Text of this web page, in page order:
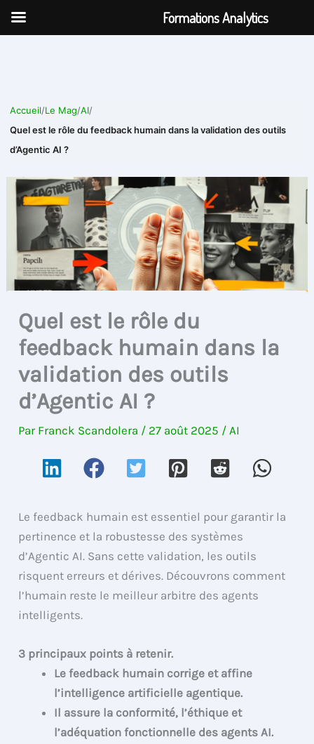
Aller
Accueil/Le Mag/AI/
Quel est le rôle du feedback humain dans la validation des outils
d’Agentic AI ?
Quel est le rôle du
feedback humain dans la
validation des outils
d’Agentic AI ?
Par Franck Scandolera / 27 août 2025 /AI
Le feedback humain est essentiel pour garantir la
pertinence et la robustesse des systèmes
d’Agentic AI. Sans cette validation, les outils
risquent erreurs et dérives. Découvrons comment
l’humain reste le meilleur arbitre des agents
intelligents.
3 principaux points à retenir.
Le feedback humain corrige et affine
l’intelligence artificielle agentique.
Il assure la conformité, l’éthique et
l’adéquation fonctionnelle des agents AI.
Formations Analytics